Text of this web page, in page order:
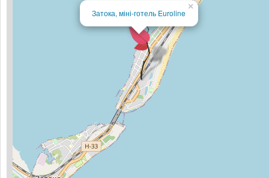
Затока, міні-готель Euroline
×